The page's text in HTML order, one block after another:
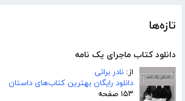
تازه‌ها
دانلود کتاب ماجرای یک نامه
از: نادر براتی
دانلود رایگان بهترین کتاب‌های داستان
۱۵۳ صفحه